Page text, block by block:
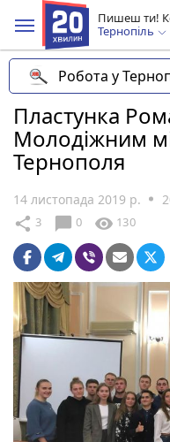
Пишеш ти!
Тернопіль
Робота у
Пластунка
Молодіжним
Тернополя
14 листопада 2019 р.
share 3 chat_bubble 0 visibility 130